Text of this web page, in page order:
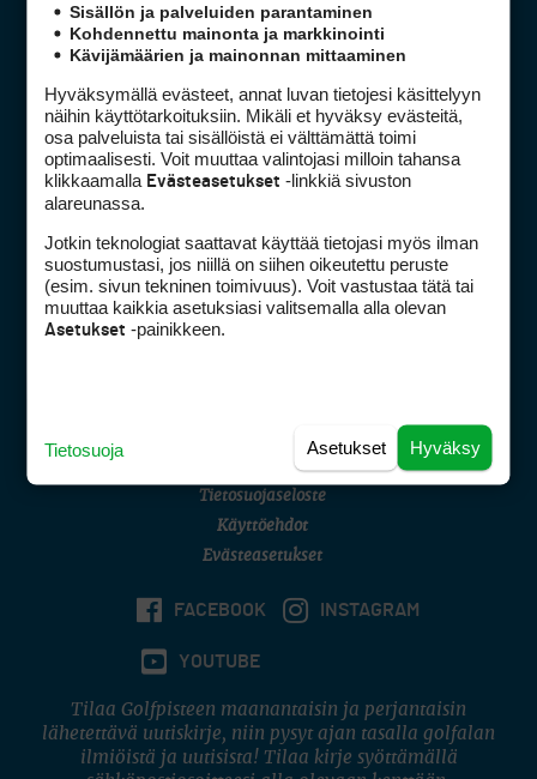
Golfpiste mediakortti
Golfpisteen yhteystiedot
DSA avoimuusraportti
Asiakaspalvelu
(digi) digi@otavamedia.fi
Tietosuojaseloste
Käyttöehdot
Evästeasetukset
FACEBOOK INSTAGRAM
YOUTUBE
Tilaa Golfpisteen maanantaisin ja perjantaisin
lähetettävä uutiskirje, niin pysyt ajan tasalla golfalan
ilmiöistä ja uutisista! Tilaa kirje syöttämällä
Sisällön ja palveluiden parantaminen
Kohdennettu mainonta ja markkinointi
Kävijämäärien ja mainonnan mittaaminen
Hyväksymällä evästeet, annat luvan tietojesi käsittelyyn
näihin käyttötarkoituksiin. Mikäli et hyväksy evästeitä,
osa palveluista tai sisällöistä ei välttämättä toimi
optimaalisesti. Voit muuttaa valintojasi milloin tahansa
klikkaamalla Evästeasetukset -linkkiä sivuston
alareunassa.
Jotkin teknologiat saattavat käyttää tietojasi myös ilman
suostumustasi, jos niillä on siihen oikeutettu peruste
(esim. sivun tekninen toimivuus). Voit vastustaa tätä tai
muuttaa kaikkia asetuksiasi valitsemalla alla olevan
Asetukset -painikkeen.
Hyväksy
Asetukset
Tietosuoja